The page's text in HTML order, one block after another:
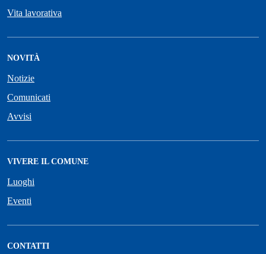
Vita lavorativa
NOVITÀ
Notizie
Comunicati
Avvisi
VIVERE IL COMUNE
Luoghi
Eventi
CONTATTI